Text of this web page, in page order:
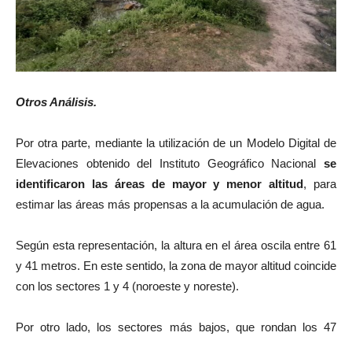
Otros Análisis.
Por otra parte, mediante la utilización de un Modelo Digital de
Elevaciones obtenido del Instituto Geográfico Nacional se
identificaron las áreas de mayor y menor altitud, para
estimar las áreas más propensas a la acumulación de agua.
Según esta representación, la altura en el área oscila entre 61
y 41 metros. En este sentido, la zona de mayor altitud coincide
con los sectores 1 y 4 (noroeste y noreste).
Por otro lado, los sectores más bajos, que rondan los 47